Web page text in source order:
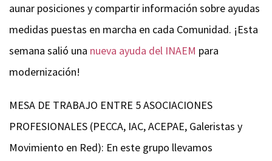
aunar posiciones y compartir información sobre ayudas
medidas puestas en marcha en cada Comunidad. ¡Esta
semana salió una nueva ayuda del INAEM para
modernización!
MESA DE TRABAJO ENTRE 5 ASOCIACIONES
PROFESIONALES (PECCA, IAC, ACEPAE, Galeristas y
Movimiento en Red): En este grupo llevamos